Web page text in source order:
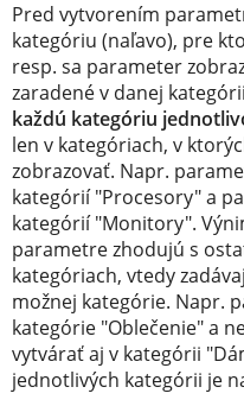
Pred vytvorením
kategóriu (naľavo), pre
resp. sa parameter
zaradené v danej
každú kategóriu
len v kategóriach, v
zobrazovať. Napr.
kategórií "Procesory" a
kategórií "Monitory".
parametre zhodujú s
kategóriach, vtedy
možnej kategórie. Napr.
kategórie "Oblečenie" a
vytvárať aj v kategórii
jednotlivých kategórii je